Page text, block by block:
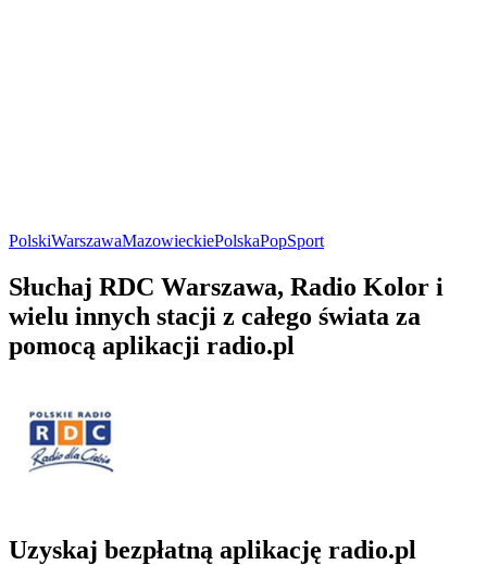
PolskiWarszawaMazowieckiePolskaPopSport
Słuchaj RDC Warszawa, Radio Kolor i
wielu innych stacji z całego świata za
pomocą aplikacji radio.pl
Uzyskaj bezpłatną aplikację radio.pl